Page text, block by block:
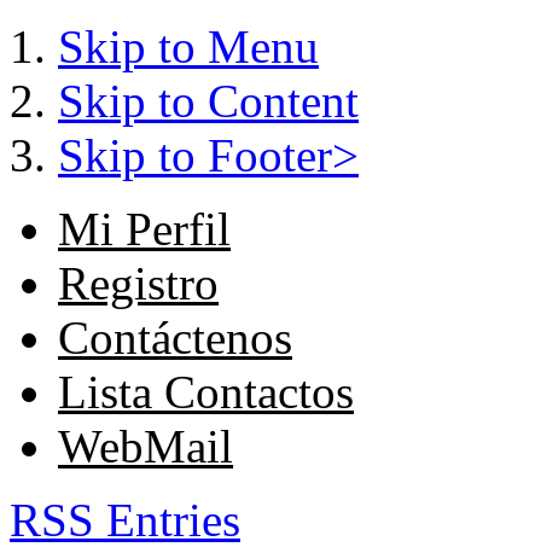
Skip to Menu
Skip to Content
Skip to Footer>
Mi Perfil
Registro
Contáctenos
Lista Contactos
WebMail
RSS Entries